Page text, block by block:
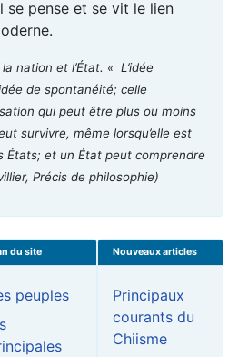
se pense et se vit le lien
nation et l’État. « L’idée
de spontanéité; celle
qui peut être plus ou moins
survivre, même lorsqu’elle est
États; et un État peut comprendre
Précis de philosophie)
du site
peuples
Nouveaux articles
Principaux
courants du
Chiisme